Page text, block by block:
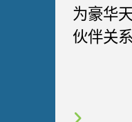
为豪华
伙伴关